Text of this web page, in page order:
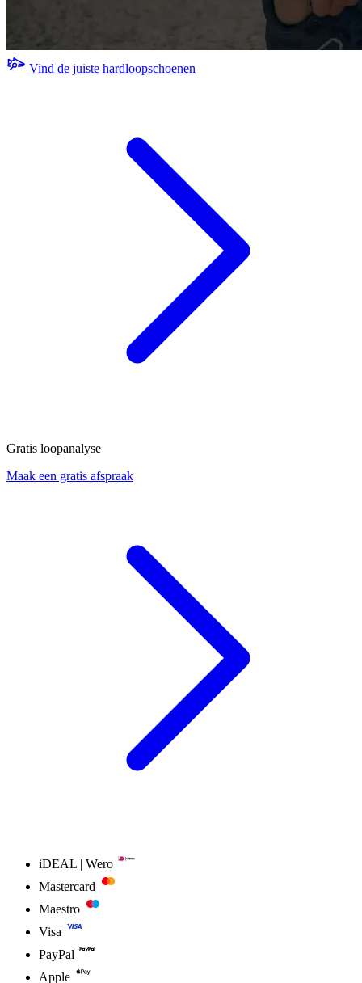
Vind de juiste hardloopschoenen
Gratis loopanalyse
Maak een gratis afspraak
iDEAL | Wero
Mastercard
Maestro
Visa
PayPal
Apple